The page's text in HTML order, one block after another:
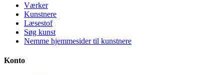
Værker
Kunstnere
Læsestof
Søg kunst
Nemme hjemmesider til kunstnere
Konto